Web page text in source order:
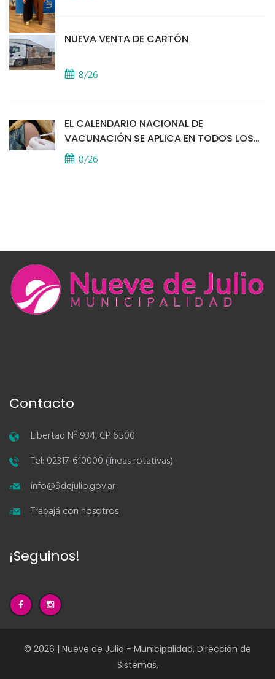
NUEVA VENTA DE CARTÓN
8/26
EL CALENDARIO NACIONAL DE
VACUNACIÓN SE APLICA EN TODOS LOS
CAPS
8/26
Contacto
Libertad Nº 934, CP:6500
Tel: 02317-610000 (líneas rotativas)
info@9dejulio.gov.ar
Trabajá con nosotros
¡Seguinos!
© 2026 | Nueve de Julio - Municipalidad. Dirección de
Sistemas.